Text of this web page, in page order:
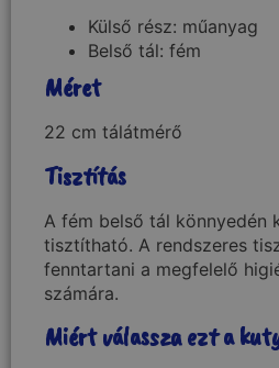
Külső rész: műanyag
Belső tál: fém
Méret
22 cm tálátmérő
Tisztítás
A fém belső tál könnyedén
tisztítható. A rendszeres
fenntartani a megfelelő
számára.
Miért válassza ezt a